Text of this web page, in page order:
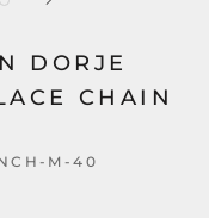
DORJE
CHAIN
M-40